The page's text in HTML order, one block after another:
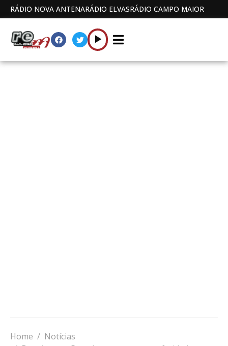
RÁDIO NOVA ANTENARÁDIO ELVASRÁDIO CAMPO MAIOR
Home
Notícias